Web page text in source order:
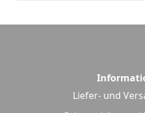
Liefer- und